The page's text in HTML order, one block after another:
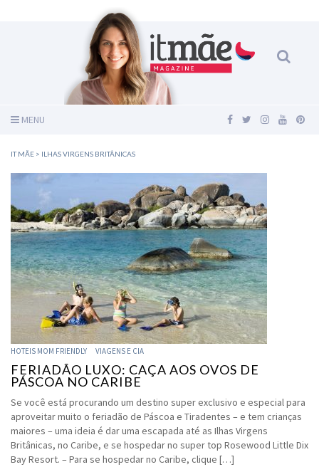
MENU
IT MÃE > ILHAS VIRGENS BRITÂNICAS
HOTEIS MOM FRIENDLY VIAGENS E CIA
FERIADÃO LUXO: CAÇA AOS OVOS DE
PÁSCOA NO CARIBE
Se você está procurando um destino super exclusivo e especial para
aproveitar muito o feriadão de Páscoa e Tiradentes – e tem crianças
maiores – uma ideia é dar uma escapada até as Ilhas Virgens
Britânicas, no Caribe, e se hospedar no super top Rosewood Little Dix
Bay Resort. – Para se hospedar no Caribe, clique […]